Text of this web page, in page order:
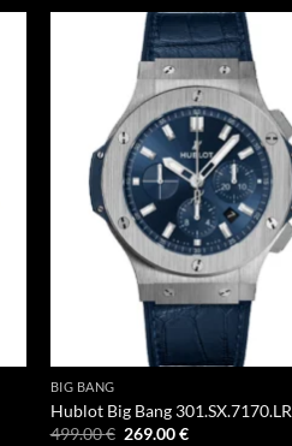
BIG BANG
Hublot Big Bang 301.SX.7170.LR
499.00€ Ursprünglicher
269.00€Aktueller